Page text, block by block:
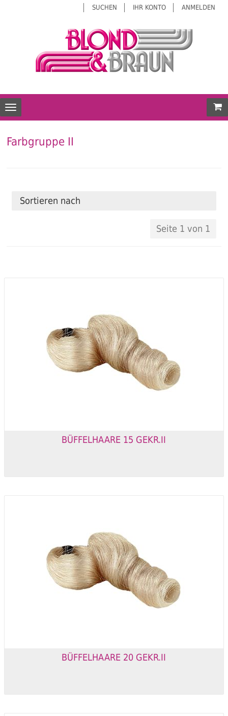
SUCHEN IHR KONTO ANMELDEN
Toggle navigation
Farbgruppe II
Sortieren nach
Seite 1 von 1
BÜFFELHAARE 15 GEKR.II
BÜFFELHAARE 20 GEKR.II